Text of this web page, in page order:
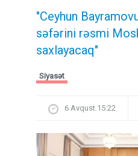
"Ceyhun
səfərini rəsmi
saxlayacaq"
Siyasət
6 Avqust 15:22